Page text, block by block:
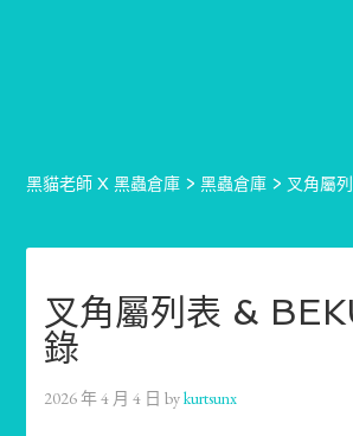
黑貓老師 X 黑蟲倉庫 >黑蟲倉庫 > 叉角屬
叉角屬列表 &
錄
2026 年 4 月 4 日 bykurtsunx